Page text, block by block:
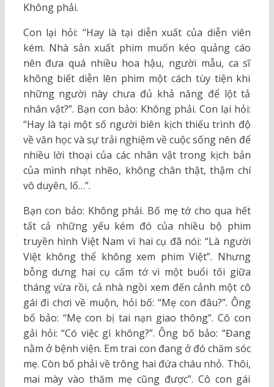
Không phải.
Con lại hỏi: “Hay là tại diễn xuất của diễn viên
kém. Nhà sản xuất phim muốn kéo quảng cáo
nên đưa quá nhiều hoa hậu, người mẫu, ca sĩ
không biết diễn lên phim một cách tùy tiện khi
những người này chưa đủ khả năng để lột tả
nhân vật?”. Bạn con bảo: Không phải. Con lại hỏi:
“Hay là tại một số người biên kịch thiếu trình độ
về văn học và sự trải nghiệm về cuộc sống nên để
nhiều lời thoại của các nhân vật trong kịch bản
của mình nhạt nhẽo, không chân thật, thậm chí
vô duyên, lố…”.
Bạn con bảo: Không phải. Bố mẹ tớ cho qua hết
tất cả những yếu kém đó của nhiều bộ phim
truyền hình Việt Nam vì hai cụ đã nói: “Là người
Việt không thể không xem phim Việt”. Nhưng
bỗng dưng hai cụ cấm tớ vì một buổi tối giữa
tháng vừa rồi, cả nhà ngồi xem đến cảnh một cô
gái đi chơi về muộn, hỏi bố: “Mẹ con đâu?”. Ông
bố bảo: “Mẹ con bị tai nạn giao thông”. Cô con
gải hỏi: “Có việc gì không?”. Ông bố bảo: “Đang
nằm ở bệnh viện. Em trai con đang ở đó chăm sóc
mẹ. Còn bố phải về trông hai đứa cháu nhỏ. Thôi,
mai mày vào thăm mẹ cũng được”. Cô con gái